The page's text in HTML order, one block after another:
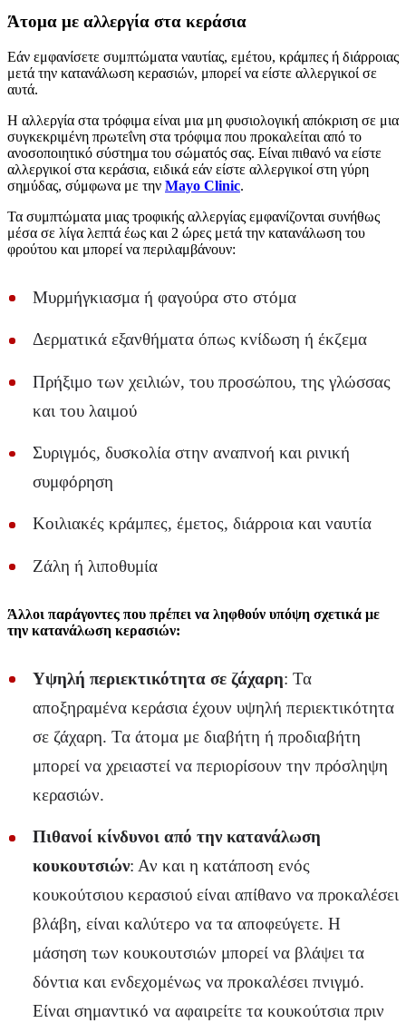
Άτομα με αλλεργία στα κεράσια
Εάν εμφανίσετε συμπτώματα ναυτίας, εμέτου, κράμπες ή διάρροιας
μετά την κατανάλωση κερασιών, μπορεί να είστε αλλεργικοί σε
αυτά.
Η αλλεργία στα τρόφιμα είναι μια μη φυσιολογική απόκριση σε μια
συγκεκριμένη πρωτεΐνη στα τρόφιμα που προκαλείται από το
ανοσοποιητικό σύστημα του σώματός σας. Είναι πιθανό να είστε
αλλεργικοί στα κεράσια, ειδικά εάν είστε αλλεργικοί στη γύρη
σημύδας, σύμφωνα με την Mayo Clinic.
Τα συμπτώματα μιας τροφικής αλλεργίας εμφανίζονται συνήθως
μέσα σε λίγα λεπτά έως και 2 ώρες μετά την κατανάλωση του
φρούτου και μπορεί να περιλαμβάνουν:
Μυρμήγκιασμα ή φαγούρα στο στόμα
Δερματικά εξανθήματα όπως κνίδωση ή έκζεμα
Πρήξιμο των χειλιών, του προσώπου, της γλώσσας
και του λαιμού
Συριγμός, δυσκολία στην αναπνοή και ρινική
συμφόρηση
Κοιλιακές κράμπες, έμετος, διάρροια και ναυτία
Ζάλη ή λιποθυμία
Άλλοι παράγοντες που πρέπει να ληφθούν υπόψη σχετικά με
την κατανάλωση κερασιών:
Υψηλή περιεκτικότητα σε ζάχαρη: Τα
αποξηραμένα κεράσια έχουν υψηλή περιεκτικότητα
σε ζάχαρη. Τα άτομα με διαβήτη ή προδιαβήτη
μπορεί να χρειαστεί να περιορίσουν την πρόσληψη
κερασιών.
Πιθανοί κίνδυνοι από την κατανάλωση
κουκουτσιών: Αν και η κατάποση ενός
κουκούτσιου κερασιού είναι απίθανο να προκαλέσει
βλάβη, είναι καλύτερο να τα αποφεύγετε. Η
μάσηση των κουκουτσιών μπορεί να βλάψει τα
δόντια και ενδεχομένως να προκαλέσει πνιγμό.
Είναι σημαντικό να αφαιρείτε τα κουκούτσια πριν